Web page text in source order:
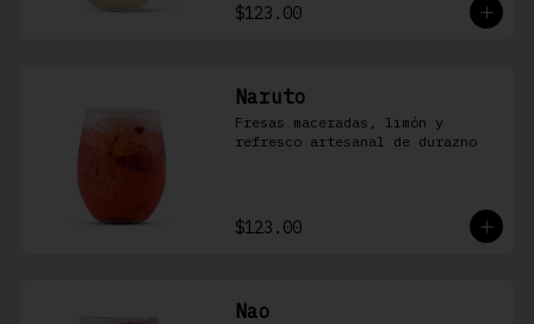
$123.00
Naruto
Fresas maceradas, limón y
refresco artesanal de durazno
$123.00
Nao